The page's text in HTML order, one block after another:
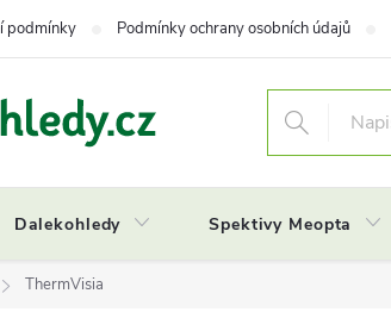
podmínky Podmínky ochrany osobních údajů
Dalekohledy Spektivy Meopta
ThermVisia